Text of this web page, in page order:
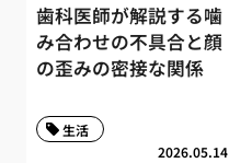
歯科医師が解説する噛
み合わせの不具合と顔
の歪みの密接な関係
2026.05.14
生活